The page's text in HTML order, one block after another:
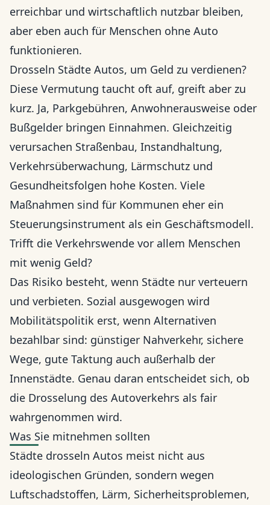
erreichbar und wirtschaftlich nutzbar bleiben,
aber eben auch für Menschen ohne Auto
funktionieren.
Drosseln Städte Autos, um Geld zu verdienen?
Diese Vermutung taucht oft auf, greift aber zu
kurz. Ja, Parkgebühren, Anwohnerausweise oder
Bußgelder bringen Einnahmen. Gleichzeitig
verursachen Straßenbau, Instandhaltung,
Verkehrsüberwachung, Lärmschutz und
Gesundheitsfolgen hohe Kosten. Viele
Maßnahmen sind für Kommunen eher ein
Steuerungsinstrument als ein Geschäftsmodell.
Trifft die Verkehrswende vor allem Menschen
mit wenig Geld?
Das Risiko besteht, wenn Städte nur verteuern
und verbieten. Sozial ausgewogen wird
Mobilitätspolitik erst, wenn Alternativen
bezahlbar sind: günstiger Nahverkehr, sichere
Wege, gute Taktung auch außerhalb der
Innenstädte. Genau daran entscheidet sich, ob
die Drosselung des Autoverkehrs als fair
wahrgenommen wird.
Was Sie mitnehmen sollten
Städte drosseln Autos meist nicht aus
ideologischen Gründen, sondern wegen
Luftschadstoffen, Lärm, Sicherheitsproblemen,